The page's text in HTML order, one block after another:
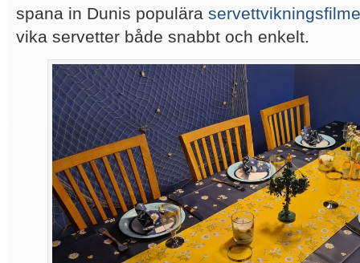
spana in Dunis populära
vika servetter både snabbt och enkelt.